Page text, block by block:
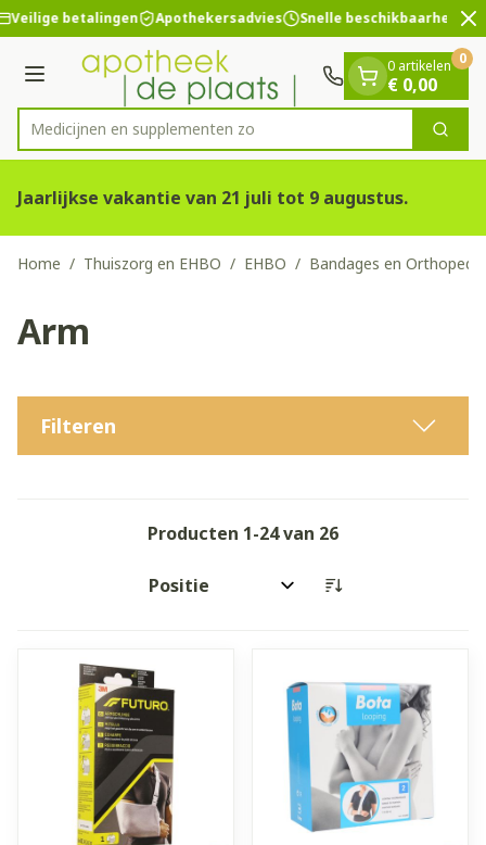
Ga naar de inhoud
2 van 2
Veilige betalingen Apothekersadvies Snelle beschikbaarheid
Menu
Product, merk, categorie...
Medicijnen en Zoek
0 artikelen
€ 0,00
0
Jaarlijkse vakantie van 21 juli tot 9 augustus.
Home / Thuiszorg en EHBO / EHBO / Bandages en
Arm
Filteren
Producten 1-24van 26
Sorteer op: